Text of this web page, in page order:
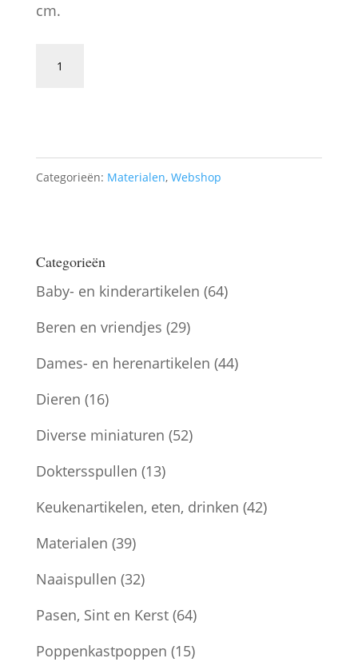
cm.
Grijs
aantal
Categorieën: Materialen, Webshop
Categorieën
Baby- en kinderartikelen (64)
Beren en vriendjes (29)
Dames- en herenartikelen (44)
Dieren (16)
Diverse miniaturen (52)
Doktersspullen (13)
Keukenartikelen, eten, drinken (42)
Materialen (39)
Naaispullen (32)
Pasen, Sint en Kerst (64)
Poppenkastpoppen (15)